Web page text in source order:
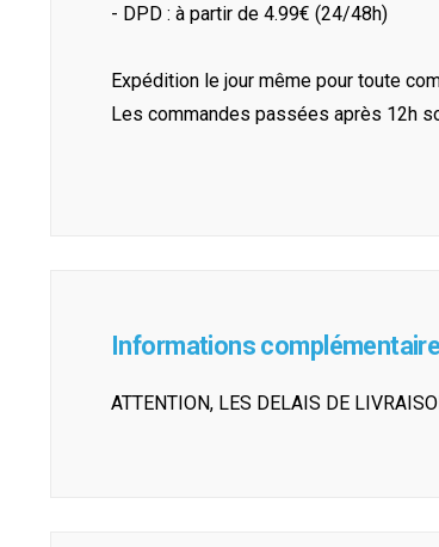
- DPD : à partir de 4.99€ (24/48h)
Expédition le jour même pour toute
Les commandes passées après 12h
Informations
ATTENTION, LES DELAIS DE